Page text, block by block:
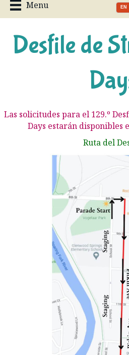
Menu EN
Desfile de
Las solicitudes para el 129.º
Days estarán disponibles
Ruta del